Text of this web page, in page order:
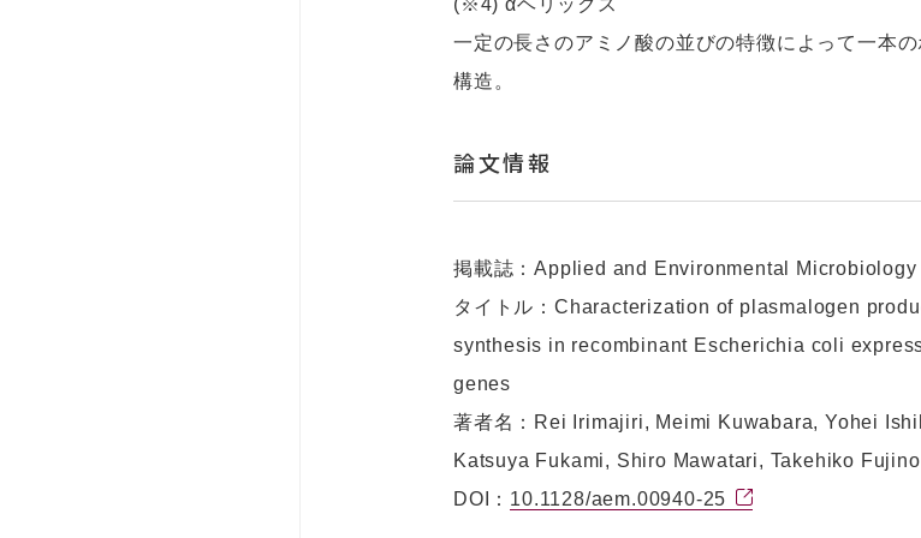
(※4) αヘリックス
一定の長さのアミノ酸の並びの特徴によって一本
構造。
論文情報
掲載誌：Applied and Environmental Microbiology
タイトル：Characterization of plasmalogen
synthesis in recombinant Escherichia coli
genes
著者名：Rei Irimajiri, Meimi Kuwabara, Yohei
Katsuya Fukami, Shiro Mawatari, Takehiko
DOI： 10.1128/aem.00940-25